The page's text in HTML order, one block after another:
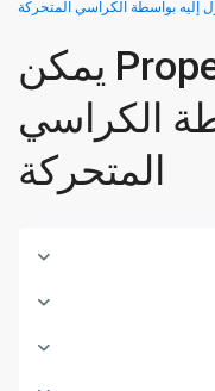
إليه بواسطة الكراسي المتحركة
Properties listed in يمكن
الكراسي
المتحركة